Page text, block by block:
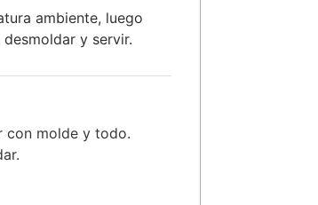
ambiente, luego
y servir.
con molde y todo.